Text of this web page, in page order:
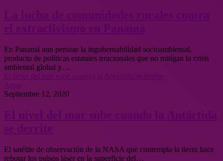
En Panamá aun persiste la ingobernabilidad socioambiental,
producto de políticas estatales irracionales que no mitigan la crisis
ambiental global y…
Septiembre 12, 2020
El satélite de observación de la NASA que contempla la tierra hace
rebotar los pulsos láser en la superficie del…